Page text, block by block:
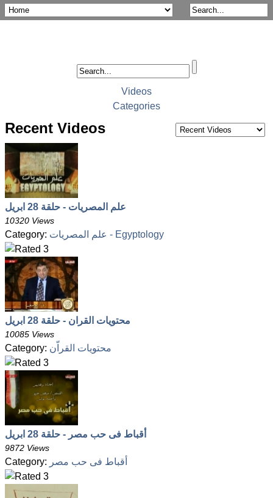
Videos
Categories
Recent Videos
علم المصريات - حلقة 28 ابريل
10320 Views
Category: علم المصريات - Egyptology
محتويات القران - حلقة 28 ابريل
10085 Views
Category: محتويات القراّن
أقباط فى حب مصر - حلقة 28 ابريل
9872 Views
Category: أقباط فى حب مصر